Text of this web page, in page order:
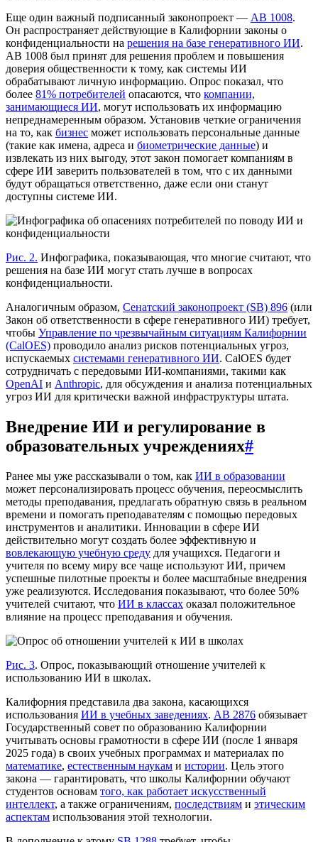
Еще один важный подписанный законопроект — AB 1008.
Он распространяет действующие в Калифорнии законы о
конфиденциальности на решения на базе генеративного ИИ.
AB 1008 был принят для решения проблем и повышения
доверия общественности к тому, как системы ИИ
обрабатывают личную информацию. Опрос показал, что
более 81% потребителей опасаются, что компании,
занимающиеся ИИ, могут использовать их информацию
непреднамеренным образом. Установив четкие ограничения
на то, как бизнес может использовать персональные данные
(такие как имена, адреса и биометрические данные) и
извлекать из них выгоду, этот закон помогает компаниям в
сфере ИИ заверить пользователей в том, что с их данными
будут обращаться ответственно, даже если они станут
доступны системе ИИ.
Рис. 2. Инфографика, показывающая, что многие считают, что
решения на базе ИИ могут стать лучше в вопросах
конфиденциальности.
Аналогичным образом, Сенатский законопроект (SB) 896 (или
Закон об ответственности в сфере генеративного ИИ) требует,
чтобы Управление по чрезвычайным ситуациям Калифорнии
(CalOES) проводило анализ рисков потенциальных угроз,
испускаемых системами генеративного ИИ. CalOES будет
сотрудничать с передовыми ИИ-компаниями, такими как
OpenAI и Anthropic, для обсуждения и анализа потенциальных
угроз ИИ для критически важной инфраструктуры штата.
Внедрение ИИ и регулирование в
образовательных учреждениях#
Ранее мы уже рассказывали о том, как ИИ в образовании
может персонализировать процесс обучения, переосмыслить
методы преподавания, предлагать обратную связь в реальном
времени и помогать преподавателям с помощью передовых
инструментов и аналитики. Инновации в сфере ИИ
действительно могут создать более эффективную и
вовлекающую учебную среду для учащихся. Педагоги и
учителя по всему миру все чаще используют ИИ, причем
успешные пилотные проекты и более масштабные внедрения
уже реализуются. Исследования показывают, что более 50%
учителей считают, что ИИ в классах оказал положительное
влияние на процесс преподавания и обучения.
Рис. 3. Опрос, показывающий отношение учителей к
использованию ИИ в школах.
Калифорния представила два закона, касающихся
использования ИИ в учебных заведениях. AB 2876 обязывает
Государственный совет по образованию Калифорнии
учитывать основы грамотности в сфере ИИ (после 1 января
2025 года) в своих учебных программах и материалах по
математике, естественным наукам и истории. Цель этого
закона — гарантировать, что школы Калифорнии обучают
студентов основам того, как работает искусственный
интеллект, а также ограничениям, последствиям и этическим
аспектам использования этой технологии.